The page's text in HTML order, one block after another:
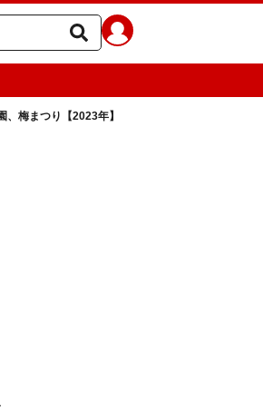
梅まつり【2023年】